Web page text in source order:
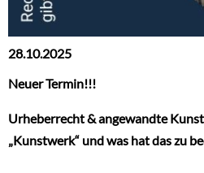
28.10.2025
Neuer Termin!!!
Urheberrecht & angewandte
„Kunstwerk“ und was hat das zu